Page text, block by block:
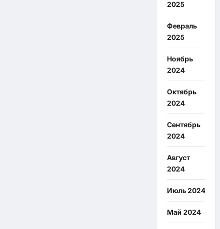
2025
Февраль
2025
Ноябрь
2024
Октябрь
2024
Сентябрь
2024
Август
2024
Июль 2024
Май 2024